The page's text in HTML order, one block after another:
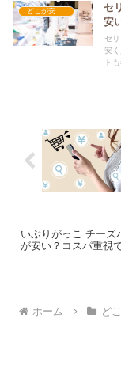
セ
安
セ
安
ト
いぶりがっこ チーズ
が安い？コスパ重視
ホーム ど